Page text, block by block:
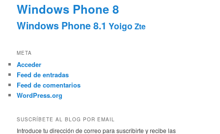
Windows Phone 8
Windows Phone 8.1 Yoigo Zte
META
Acceder
Feed de entradas
Feed de comentarios
WordPress.org
SUSCRÍBETE AL BLOG POR EMAIL
Introduce tu dirección de correo para suscribirte y recibe las